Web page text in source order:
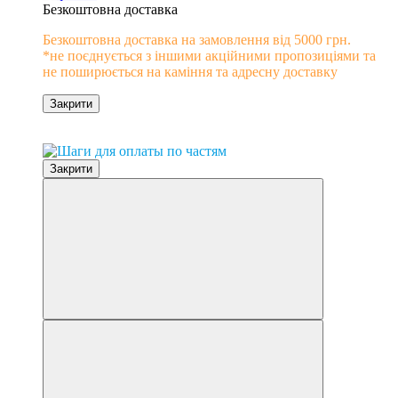
Безкоштовна доставка
Безкоштовна доставка на замовлення від 5000 грн.
*не поєднується з іншими акційними пропозиціями та
не поширюється на каміння та адресну доставку
Закрити
Закрити